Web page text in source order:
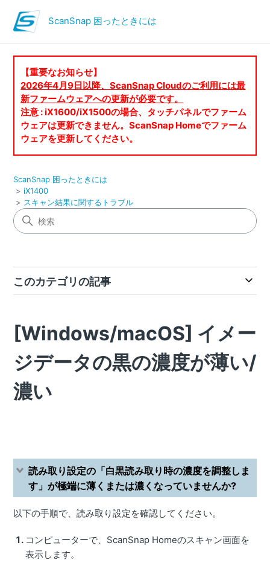
ScanSnap 困ったときには
【重要なお知らせ】
2026年4月9日以降、ScanSnap Cloudのご利用には最
新ファームウェアへの更新が必要です。
注意 : iX1600/iX1500の場合、タッチパネルでファーム
ウェアは更新できません。ScanSnap Homeでファーム
ウェアを更新してください。
ScanSnap 困ったときには
iX1400
スキャン結果に関するトラブル
このカテゴリの記事
[Windows/macOS] イメー
ジデータの黒の濃度が薄い/
濃い
読み取り設定の「白黒読み取り時の濃度を調整しま
す」が極端に薄くまたは濃くなっていませんか?
以下の手順で、読み取り設定を確認してください。
コンピューターで、ScanSnap Homeのスキャン画面を
表示します。